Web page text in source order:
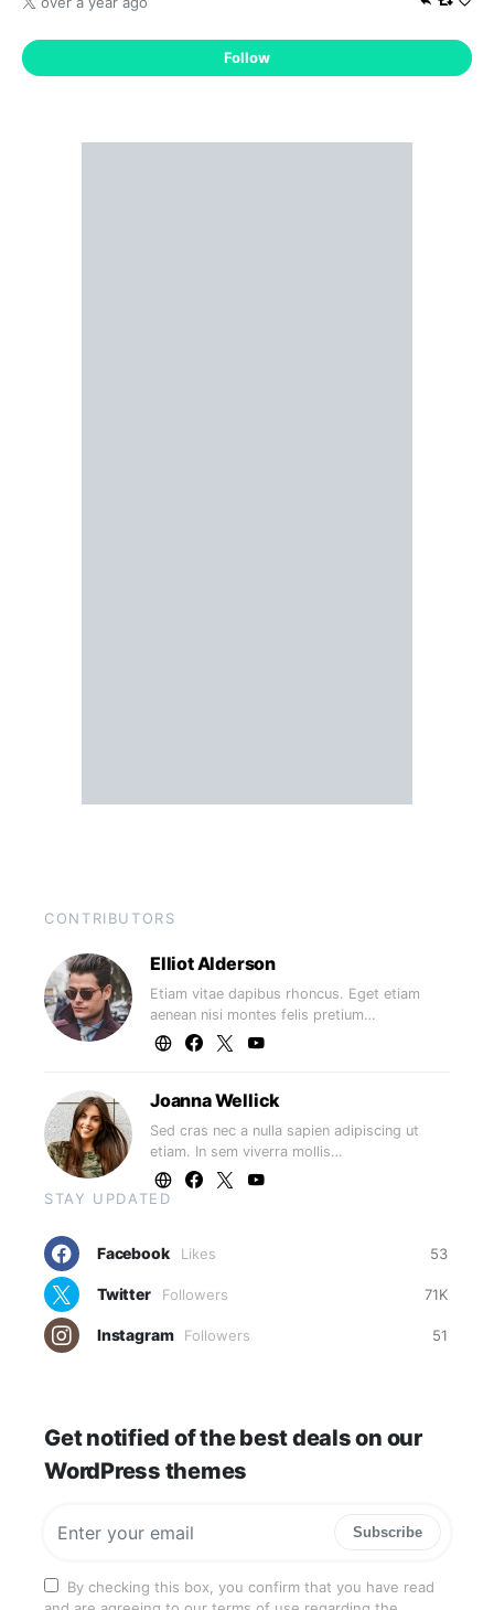
Follow
CONTRIBUTORS
Elliot Alderson
Etiam vitae dapibus rhoncus. Eget etiam
aenean nisi montes felis pretium…
Joanna Wellick
Sed cras nec a nulla sapien adipiscing ut
etiam. In sem viverra mollis…
STAY UPDATED
Facebook 53
Likes
Twitter 71K
Followers
Instagram 51
Followers
Get notified of the best deals on our
WordPress themes
Subscribe
By checking this box, you confirm that you have read